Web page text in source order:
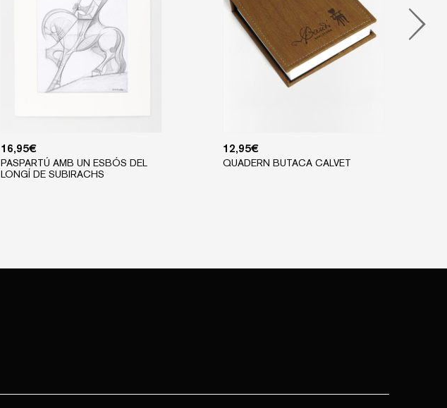
16,95€
PASPARTÚ AMB UN ESBÓS DEL
LONGÍ DE SUBIRACHS
12,95€
QUADERN BUTACA CALVET